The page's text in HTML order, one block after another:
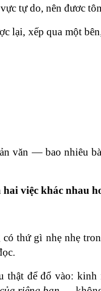
tự do, nên đươc
lại, xếp qua một
văn — bao nhiêu
việc khác nhau
thứ gì nhẹ nhẹ
để đổ vào: kinh